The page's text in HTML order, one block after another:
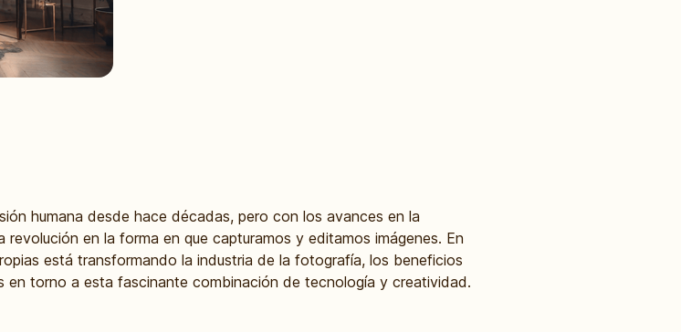
humana desde hace décadas, pero con los avances en la
en la forma en que capturamos y editamos imágenes. En
está transformando la industria de la fotografía, los beneficios
en torno a esta fascinante combinación de tecnología y creatividad.